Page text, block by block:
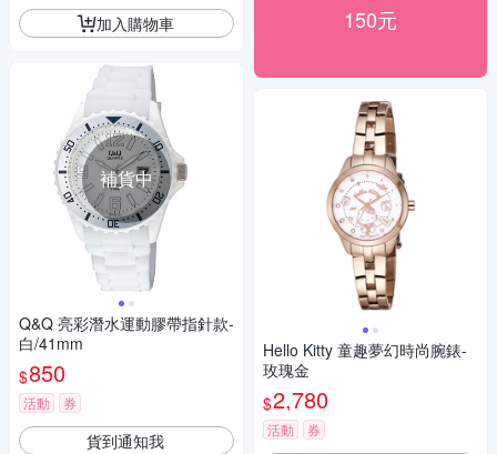
加入購物車
補貨中
Q&Q 亮彩潛水運動膠帶指針款-
白/41mm
$850
活動 券
貨到通知我
150元
Hello Kitty 童趣夢幻時尚腕錶-
玫瑰金
$2,780
活動 券